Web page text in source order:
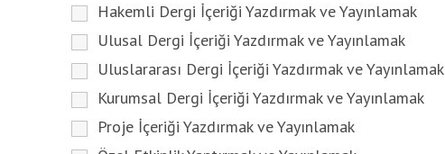
Hakemli Dergi İçeriği Yazdırmak ve Yayınlamak
Ulusal Dergi İçeriği Yazdırmak ve Yayınlamak
Uluslararası Dergi İçeriği Yazdırmak ve Yayınlamak
Kurumsal Dergi İçeriği Yazdırmak ve Yayınlamak
Proje İçeriği Yazdırmak ve Yayınlamak